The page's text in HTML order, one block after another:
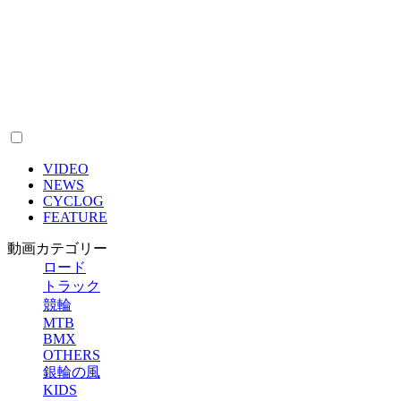
VIDEO
NEWS
CYCLOG
FEATURE
動画カテゴリー
ロード
トラック
競輪
MTB
BMX
OTHERS
銀輪の風
KIDS